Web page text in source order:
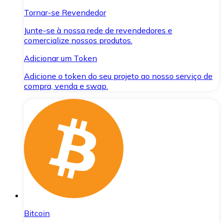
Tornar-se Revendedor
Junte-se à nossa rede de revendedores e
comercialize nossos produtos.
Adicionar um Token
Adicione o token do seu projeto ao nosso serviço de
compra, venda e swap.
Bitcoin